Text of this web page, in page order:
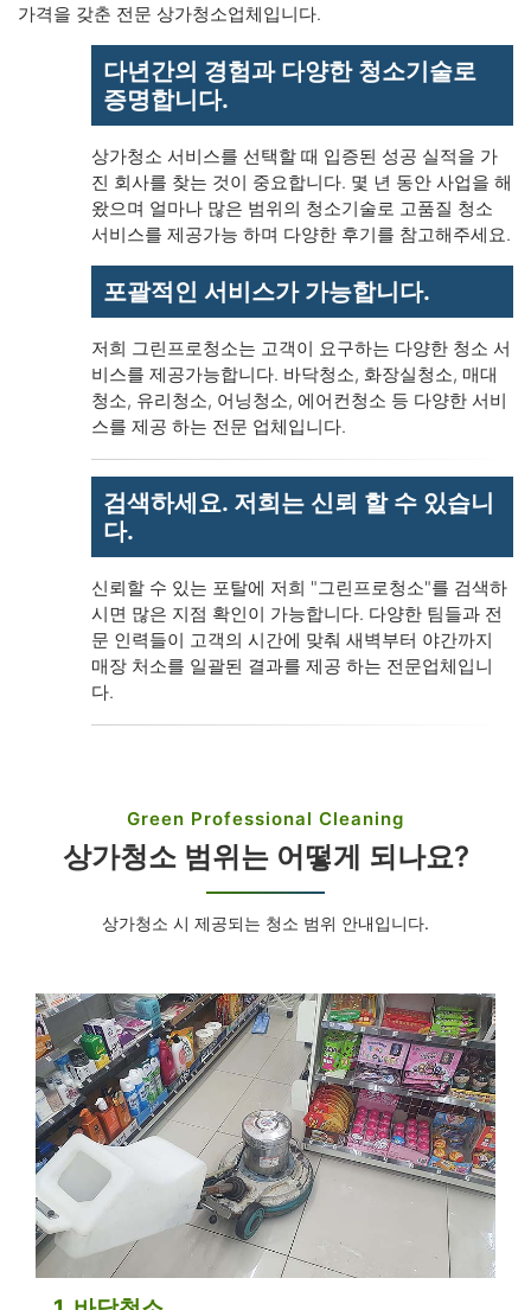
가격을 갖춘 전문 상가청소업체입니다.
다년간의 경험과 다양한 청소기술로
증명합니다.
상가청소 서비스를 선택할 때 입증된 성공 실적을 가
진 회사를 찾는 것이 중요합니다. 몇 년 동안 사업을 해
왔으며 얼마나 많은 범위의 청소기술로 고품질 청소
서비스를 제공가능 하며 다양한 후기를 참고해주세요.
포괄적인 서비스가 가능합니다.
저희 그린프로청소는 고객이 요구하는 다양한 청소 서
비스를 제공가능합니다. 바닥청소, 화장실청소, 매대
청소, 유리청소, 어닝청소, 에어컨청소 등 다양한 서비
스를 제공 하는 전문 업체입니다.
검색하세요. 저희는 신뢰 할 수 있습니
다.
신뢰할 수 있는 포탈에 저희 "그린프로청소"를 검색하
시면 많은 지점 확인이 가능합니다. 다양한 팀들과 전
문 인력들이 고객의 시간에 맞춰 새벽부터 야간까지
매장 처소를 일괄된 결과를 제공 하는 전문업체입니
다.
Green Professional Cleaning
상가청소 범위는 어떻게 되나요?
상가청소 시 제공되는 청소 범위 안내입니다.